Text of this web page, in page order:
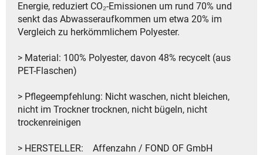
Energie, reduziert CO₂-Emissionen um rund 70% und
senkt das Abwasseraufkommen um etwa 20% im
Vergleich zu herkömmlichem Polyester.
> Material: 100% Polyester, davon 48% recycelt (aus
PET-Flaschen)
> Pflegeempfehlung: Nicht waschen, nicht bleichen,
nicht im Trockner trocknen, nicht bügeln, nicht
trockenreinigen
> HERSTELLER: Affenzahn / FOND OF GmbH